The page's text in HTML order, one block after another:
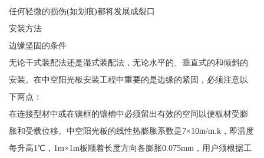
任何轻微的损伤(如划痕)都将发展成裂口
安装方法
边缘坚固的条件
无论干式装配法还是湿式装配法，无论水平的、垂直式的和倾斜的
安装。在中空阳光板安装工程中重要的是边缘的紧固，必须注意以
下两点：
在连接型材中或在镶框的镶槽中必须留出有效的空间以便板材受膨
胀和受载位移。中空阳光板的线性热膨胀系数是7×10m/m.k，即温度
每升高1℃，1m×1m板顺着长度方向各膨胀0.075mm，用户须根据工